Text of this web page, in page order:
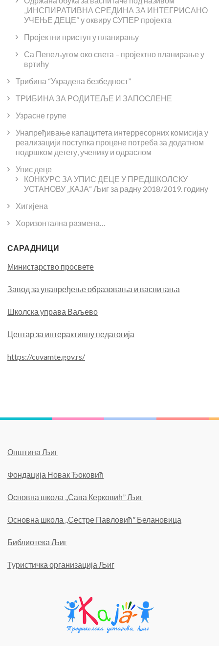
„ИНСПИРАТИВНА СРЕДИНА ЗА ИНТЕГРИСАНО
УЧЕЊЕ ДЕЦЕ“ у оквиру СУПЕР пројекта
Пројектни приступ у планирању
Са Пепељугом око света – пројектно планирање у
вртићу
Трибина “Украдена безбедност”
ТРИБИНА ЗА РОДИТЕЉЕ И ЗАПОСЛЕНЕ
Узрасне групе
Унапређивање капацитета интерресорних комисија у
реализацији поступка процене потреба за додатном
подршком детету, ученику и одраслом
Упис деце
КОНКУРС ЗА УПИС ДЕЦЕ У ПРЕДШКОЛСКУ
УСТАНОВУ „КАЈА“ Љиг за радну 2018/2019. годину
Хигијена
Хоризонтална размена…
САРАДНИЦИ
Министарство просвете
Завод за унапређење образовања и васпитања
Школска управа Ваљево
Центар за интерактивну педагогија
https://cuvamte.gov.rs/
Општина Љиг
Фондација Новак Ђоковић
Основна школа ,,Сава Керковић” Љиг
Основна школа ,,Сестре Павловић” Белановица
Библиотека Љиг
Туристичка организација Љиг